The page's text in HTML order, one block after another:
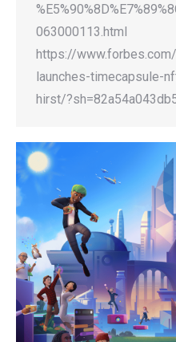
063000113.html
https://
launches-timecapsule-
hirst/